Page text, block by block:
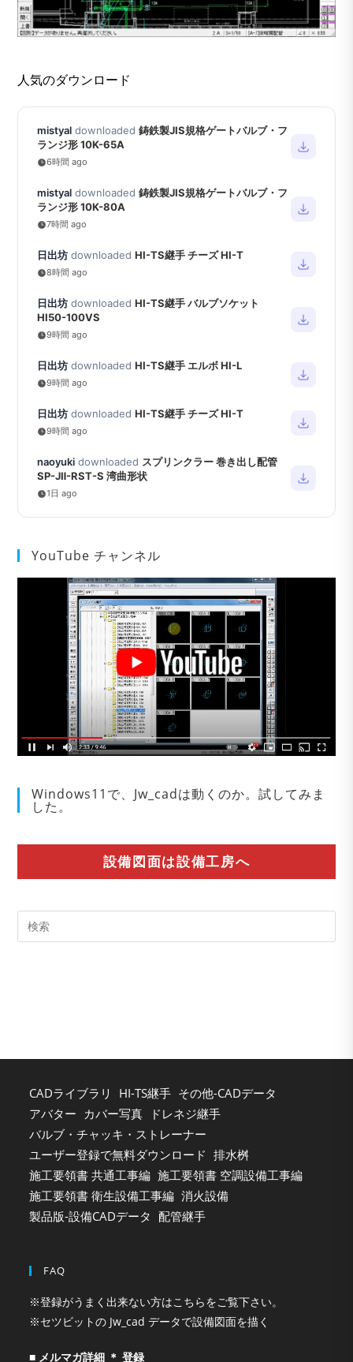
人気のダウンロード
mistyal downloaded 鋳鉄製JIS規格ゲートバルブ・フ
ランジ形 10K-65A
6時間 ago
mistyal downloaded 鋳鉄製JIS規格ゲートバルブ・フ
ランジ形 10K-80A
7時間 ago
日出坊 downloaded HI-TS継手 チーズ HI-T
8時間 ago
日出坊 downloaded HI-TS継手 バルブソケット
HI50-100VS
9時間 ago
日出坊 downloaded HI-TS継手 エルボ HI-L
9時間 ago
日出坊 downloaded HI-TS継手 チーズ HI-T
9時間 ago
naoyuki downloaded スプリンクラー 巻き出し配管
SP-JⅡ-RST-S 湾曲形状
1日 ago
YouTube チャンネル
Windows11で、Jw_cadは動くのか。試してみま
した。
設備図面は設備工房へ
CADライブラリ HI-TS継手 その他-CADデータ
アバター カバー写真
ドレネジ継手
バルブ・チャッキ・ストレーナー
ユーザー登録で無料ダウンロード 排水桝
施工要領書 共通工事編 施工要領書 空調設備工事編
施工要領書 衛生設備工事編 消火設備
製品版-設備CADデータ 配管継手
FAQ
※登録がうまく出来ない方はこちらをご覧下さい。
※セツビットの Jw_cad データで設備図面を描く
■ メルマガ詳細 ＊ 登録